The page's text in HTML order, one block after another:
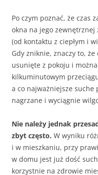
Po czym poznać, że czas
okna na jego
(od kontaktu z ciepłym i
Gdy zniknie, znaczy to, że
usunięte z pokoju i
kilkuminutowym
a co najważniejsze suche
nagrzane i wyciągnie
Nie należy jednak
zbyt często. W wyniku
i w mieszkaniu, przy
w domu jest już dość
korzystnie na zdrowie